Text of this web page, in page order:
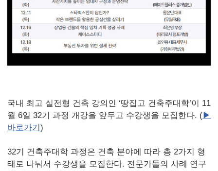
국내 최고 실전형 건축 강의인 ‘땅집고 건축주대학’이 11
월 6일 32기 과정 개강을 앞두고 수강생을 모집한다. ( ▶
바로가기 )
32기 건축주대학 과정은 건축 분야에 따라 총 2가지 형
태로 나눠서 수강생을 모집한다. 전문가들의 사례 연구